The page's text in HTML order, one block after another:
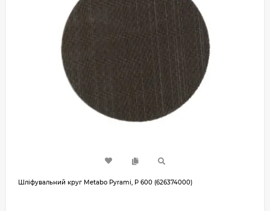
Шліфувальний круг Metabo Pyrami, P 600 (626374000)